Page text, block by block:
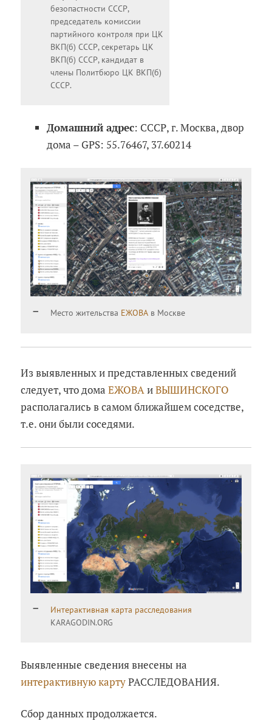
безопастности СССР,
председатель комиссии
партийного контроля при ЦК
ВКП(б) СССР, секретарь ЦК
ВКП(б) СССР, кандидат в
члены Политбюро ЦК ВКП(б)
СССР.
Домашний адрес: СССР, г. Москва, двор
дома – GPS: 55.76467, 37.60214
Место жительства ЕЖОВА в Москве
Из выявленных и представленных сведений
следует, что домаЕЖОВАиВЫШИНСКОГО
располагались в самом ближайшем соседстве,
т.е. они были соседями.
Интерактивная карта расследования
KARAGODIN.ORG
Выявленные сведения внесены на
интерактивную картуРАССЛЕДОВАНИЯ.
Сбор данных продолжается.